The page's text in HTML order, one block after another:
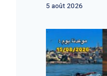
5 août 2026